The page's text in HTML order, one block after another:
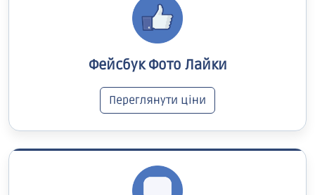
Фейсбук Фото Лайки
Переглянути ціни